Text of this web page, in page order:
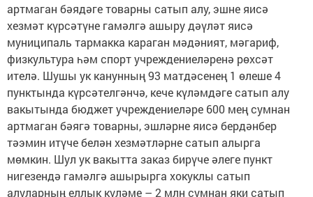
артмаган бәядәге товарны сатып алу, эшне яисә
хезмәт күрсәтүне гамәлгә ашыру дәүләт яисә
муниципаль тармакка караган мәдәният, мәгариф,
физкультура һәм спорт учреждениеләренә рөхсәт
ителә. Шушы ук канунның 93 матдәсенең 1 өлеше 4
пунктында күрсәтелгәнчә, кече күләмдәге сатып алу
вакытында бюджет учреждениеләре 600 мең сумнан
артмаган бәягә товарны, эшләрне яисә бердәнбер
тәэмин итүче белән хезмәтләрне сатып алырга
мөмкин. Шул ук вакытта заказ бирүче әлеге пункт
нигезендә гамәлгә ашырырга хокуклы сатып
алуларның еллык күләме – 2 млн сумнан яки сатып